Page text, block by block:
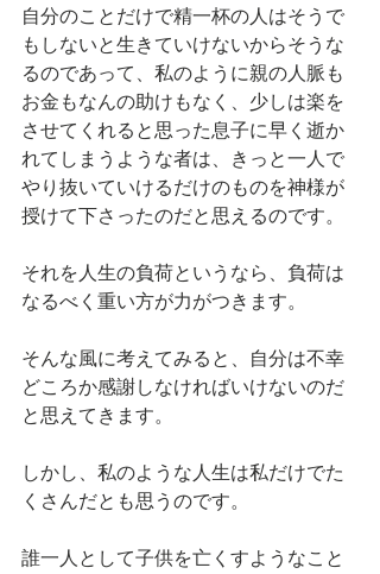
自分のことだけで精一杯の人はそうで
もしないと生きていけないからそうな
るのであって、私のように親の人脈も
お金もなんの助けもなく、少しは楽を
させてくれると思った息子に早く逝か
れてしまうような者は、きっと一人で
やり抜いていけるだけのものを神様が
授けて下さったのだと思えるのです。
それを人生の負荷というなら、負荷は
なるべく重い方が力がつきます。
そんな風に考えてみると、自分は不幸
どころか感謝しなければいけないのだ
と思えてきます。
しかし、私のような人生は私だけでた
くさんだとも思うのです。
誰一人として子供を亡くすようなこと